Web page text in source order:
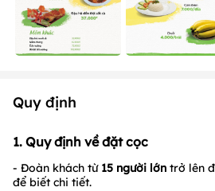
Quy định
1. Quy định về đặt cọc
- Đoàn khách từ 15 người lớn trở lên
để biết chi tiết.